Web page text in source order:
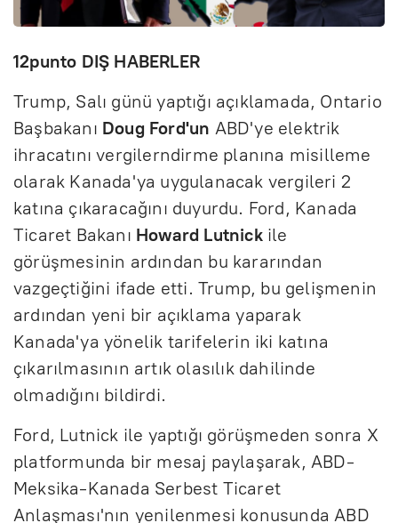
12punto DIŞ HABERLER
Trump, Salı günü yaptığı açıklamada, Ontario
Başbakanı Doug Ford'un ABD'ye elektrik
ihracatını vergilerndirme planına misilleme
olarak Kanada'ya uygulanacak vergileri 2
katına çıkaracağını duyurdu. Ford, Kanada
Ticaret Bakanı Howard Lutnickile
görüşmesinin ardından bu kararından
vazgeçtiğini ifade etti. Trump, bu gelişmenin
ardından yeni bir açıklama yaparak
Kanada'ya yönelik tarifelerin iki katına
çıkarılmasının artık olasılık dahilinde
olmadığını bildirdi.
Ford, Lutnick ile yaptığı görüşmeden sonra X
platformunda bir mesaj paylaşarak, ABD-
Meksika-Kanada Serbest Ticaret
Anlaşması'nın yenilenmesi konusunda ABD